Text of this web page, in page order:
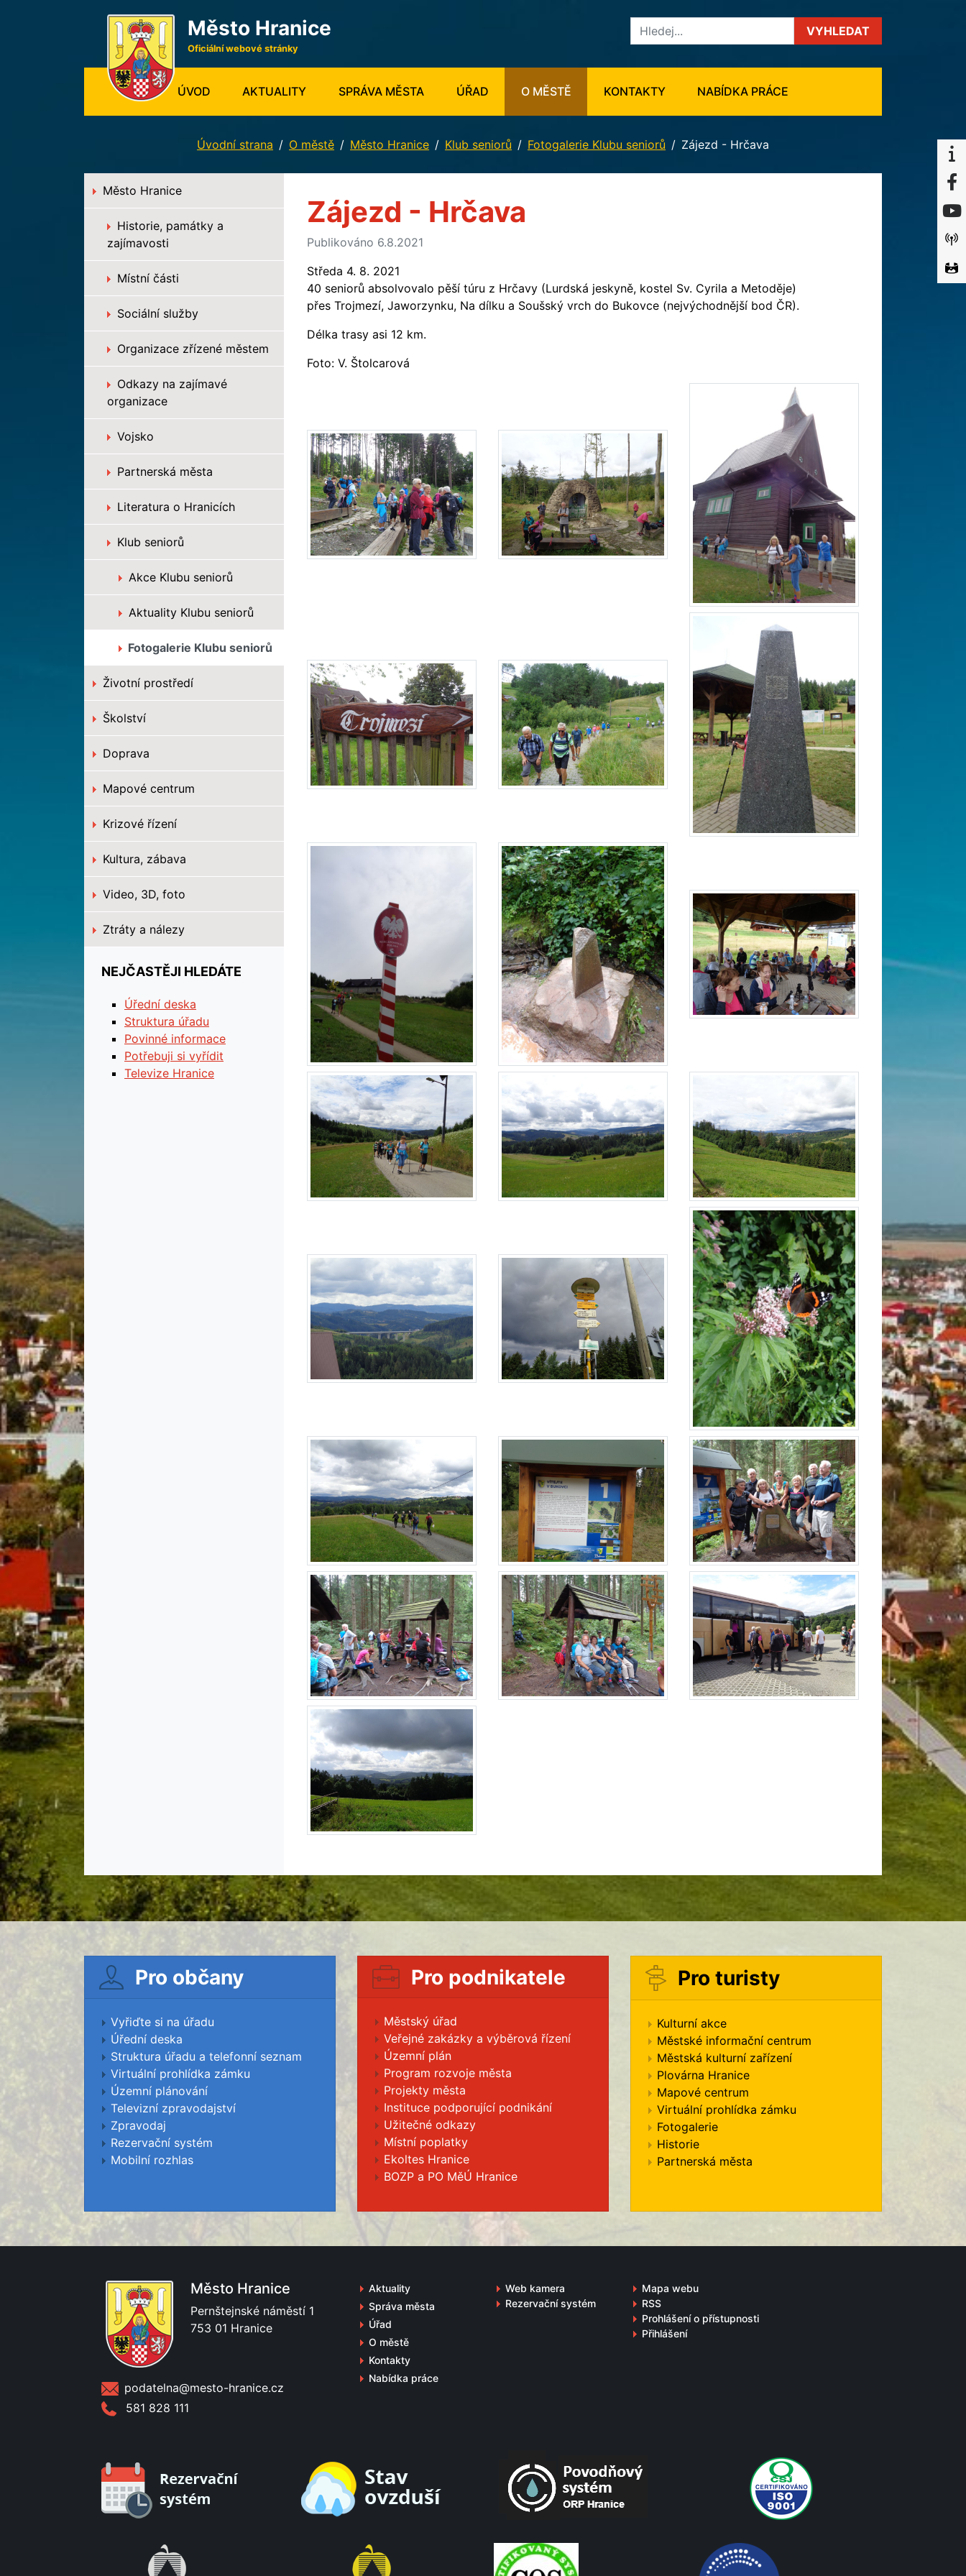
Město Hranice
Oficiální webové stránky
VYHLEDAT
ÚVOD(CURRENT)AKTUALITY SPRÁVA MĚSTA ÚŘAD O MĚSTĚ KONTAKTY NABÍDKA PRÁCE
Úvodní strana O městě Město Hranice Klub seniorů Fotogalerie Klubu seniorů Zájezd - Hrčava
Zájezd - Hrčava
Publikováno 6.8.2021
Středa 4. 8. 2021
40 seniorů absolvovalo pěší túru z Hrčavy (Lurdská jeskyně, kostel Sv. Cyrila a Metoděje)
přes Trojmezí, Jaworzynku, Na dílku a Soušský vrch do Bukovce (nejvýchodnější bod ČR).
Délka trasy asi 12 km.
Foto: V. Štolcarová
Město Hranice
Historie, památky a
zajímavosti
Místní části
Sociální služby
Organizace zřízené městem
Odkazy na zajímavé
organizace
Vojsko
Partnerská města
Literatura o Hranicích
Klub seniorů
Akce Klubu seniorů
Aktuality Klubu seniorů
Fotogalerie Klubu seniorů
Životní prostředí
Školství
Doprava
Mapové centrum
Krizové řízení
Kultura, zábava
Video, 3D, foto
Ztráty a nálezy
NEJČASTĚJI HLEDÁTE
Úřední deska
Struktura úřadu
Povinné informace
Potřebuji si vyřídit
Televize Hranice
Pro občany
Vyřiďte si na úřadu
Úřední deska
Struktura úřadu a telefonní seznam
Virtuální prohlídka zámku
Územní plánování
Televizní zpravodajství
Zpravodaj
Rezervační systém
Mobilní rozhlas
Pro podnikatele
Městský úřad
Veřejné zakázky a výběrová řízení
Územní plán
Program rozvoje města
Projekty města
Instituce podporující podnikání
Užitečné odkazy
Místní poplatky
Ekoltes Hranice
BOZP a PO MěÚ Hranice
Pro turisty
Kulturní akce
Městské informační centrum
Městská kulturní zařízení
Plovárna Hranice
Mapové centrum
Virtuální prohlídka zámku
Fotogalerie
Historie
Partnerská města
Město Hranice
Pernštejnské náměstí 1
753 01 Hranice
podatelna@mesto-hranice.cz
581 828 111
Aktuality
Správa města
Úřad
O městě
Kontakty
Nabídka práce
Web kamera
Rezervační systém
Mapa webu
RSS
Prohlášení o přístupnosti
Přihlášení